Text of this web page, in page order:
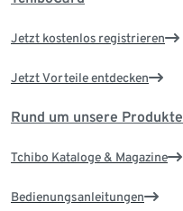
Jetzt kostenlos registrieren
Jetzt Vorteile entdecken
Rund um unsere Produkte
Tchibo Kataloge & Magazine
Bedienungsanleitungen